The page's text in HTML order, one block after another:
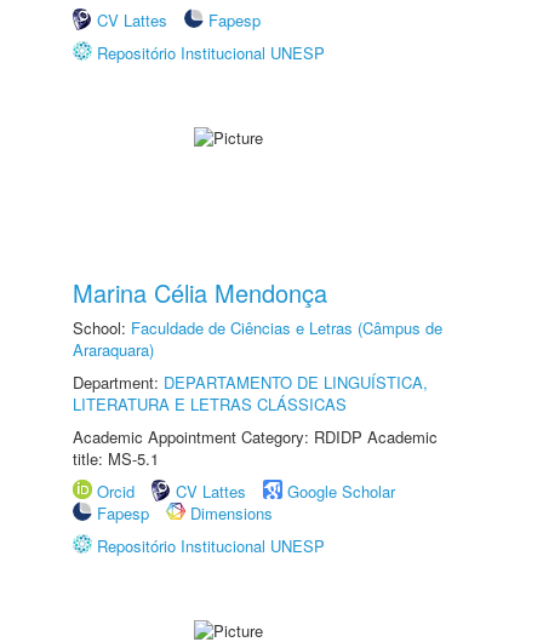
CV Lattes
Fapesp
Repositório Institucional UNESP
Marina Célia Mendonça
School: Faculdade de Ciências e Letras (Câmpus de
Araraquara)
Department: DEPARTAMENTO DE LINGUÍSTICA,
LITERATURA E LETRAS CLÁSSICAS
Academic Appointment Category: RDIDP Academic
title: MS-5.1
Orcid
CV Lattes
Google Scholar
Fapesp
Dimensions
Repositório Institucional UNESP